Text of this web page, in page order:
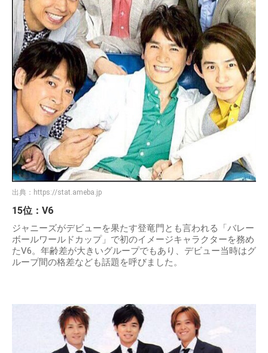
出典： https://stat.ameba.jp
15位：V6
ジャニーズがデビューを果たす登竜門とも言われる「バレー
ボールワールドカップ」で初のイメージキャラクターを務め
たV6。年齢差が大きいグループでもあり、デビュー当時はグ
ループ間の格差なども話題を呼びました。